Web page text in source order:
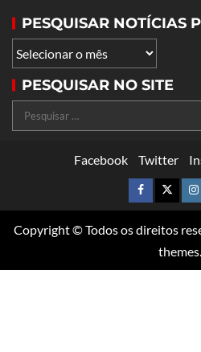
PESQUISAR NOTÍCIAS
PESQUISAR NO SITE
Facebook Twitter
Copyright © Todos os direitos
themes.